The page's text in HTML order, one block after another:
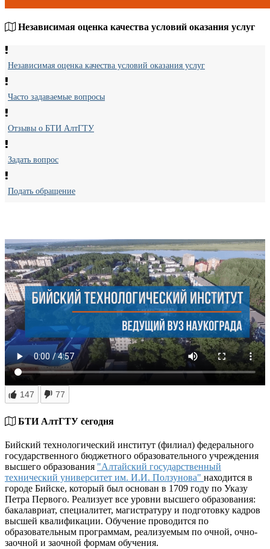
Независимая оценка качества условий оказания услуг
Независимая оценка качества условий оказания услуг
Часто задаваемые вопросы
Отзывы о БТИ АлтГТУ
Задать вопрос
Подать обращение
147 77
БТИ АлтГТУ сегодня
Бийский технологический институт (филиал) федерального
государственного бюджетного образовательного учреждения
высшего образования "Алтайский государственный
технический университет им. И.И. Ползунова" находится в
городе Бийске, который был основан в 1709 году по Указу
Петра Первого. Реализует все уровни высшего образования:
бакалавриат, специалитет, магистратуру и подготовку кадров
высшей квалификации. Обучение проводится по
образовательным программам, реализуемым по очной, очно-
заочной и заочной формам обучения.